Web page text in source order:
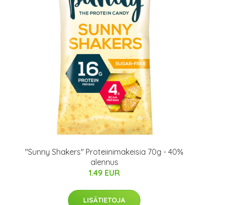
"Sunny Shakers" Proteiinimakeisia 70g - 40%
alennus
1.49 EUR
LISÄTIETOJA